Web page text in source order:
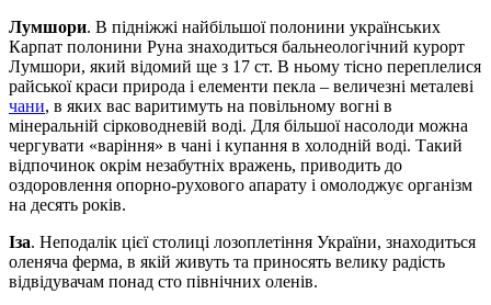
Лумшори. В підніжжі найбільшої полонини українських
Карпат полонини Руна знаходиться бальнеологічний курорт
Лумшори, який відомий ще з 17 ст. В ньому тісно переплелися
райської краси природа і елементи пекла – величезні металеві
чани, в яких вас варитимуть на повільному вогні в
мінеральній сірководневій воді. Для більшої насолоди можна
чергувати «варіння» в чані і купання в холодній воді. Такий
відпочинок окрім незабутніх вражень, приводить до
оздоровлення опорно-рухового апарату і омолоджує організм
на десять років.
Іза. Неподалік цієї столиці лозоплетіння України, знаходиться
оленяча ферма, в якій живуть та приносять велику радість
відвідувачам понад сто північних оленів.